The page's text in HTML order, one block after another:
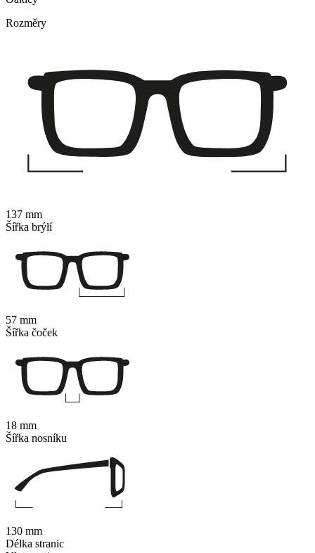
Rozměry
137 mm
Šířka brýlí
57 mm
Šířka čoček
18 mm
Šířka nosníku
130 mm
Délka stranic